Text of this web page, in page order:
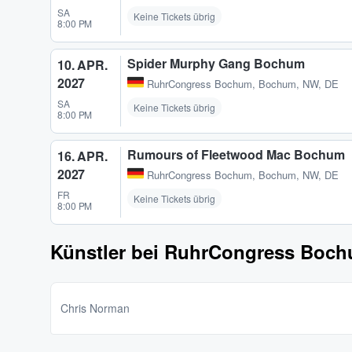
SA
8:00 PM
Keine Tickets übrig
10. APR.
2027
SA
8:00 PM
Spider Murphy Gang Bochum
RuhrCongress Bochum, Bochum, NW, DE
Keine Tickets übrig
16. APR.
2027
FR
8:00 PM
Rumours of Fleetwood Mac Bochum
RuhrCongress Bochum, Bochum, NW, DE
Keine Tickets übrig
Künstler bei RuhrCongress
Chris Norman